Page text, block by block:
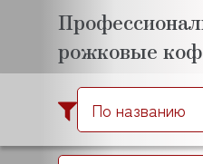
рожковые
По названию